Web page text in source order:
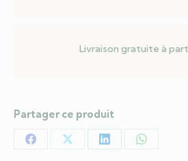
Livraison gratuite à
Partager ce produit
PartagerPartagerPartagerPartager